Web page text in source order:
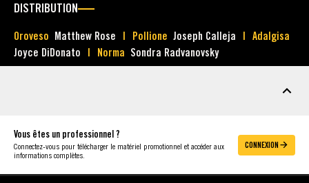
DISTRIBUTION
Oroveso Matthew Rose Pollione Joseph Calleja
Adalgisa
Joyce DiDonato
Norma Sondra Radvanovsky
Vous êtes un professionnel ?
Connectez-vous pour télécharger le matériel promotionnel et accéder aux
informations complètes.
CONNEXION